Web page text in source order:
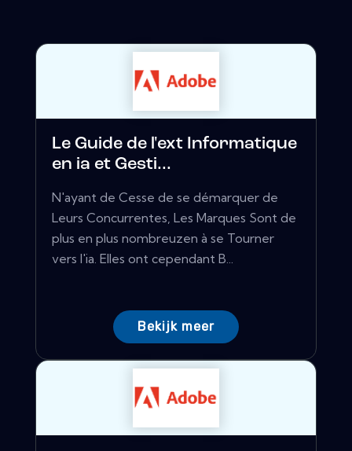
Le Guide de l'ext Informatique
en ia et Gesti...
N'ayant de Cesse de se démarquer de
Leurs Concurrentes, Les Marques Sont de
plus en plus nombreuzen à se Tourner
vers l'ia. Elles ont cependant B...
Bekijk meer